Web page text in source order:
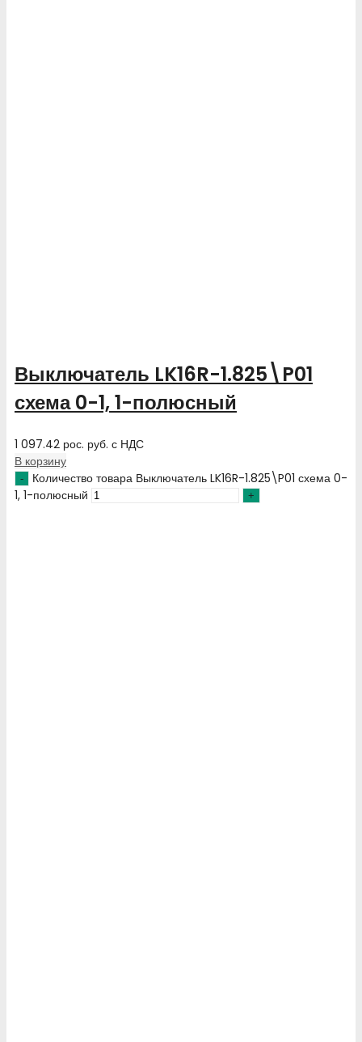
Выключатель LK16R-1.825\P01
схема 0-1, 1-полюсный
1 097.42 рос. руб. с НДС
В корзину
Количество товара Выключатель LK16R-1.825\P01 схема 0-
1, 1-полюсный